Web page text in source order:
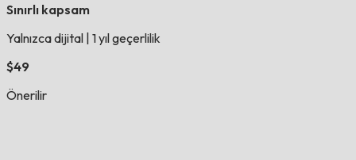
Sınırlı kapsam
Yalnızca dijital 1 yıl geçerlilik
$49
Önerilir